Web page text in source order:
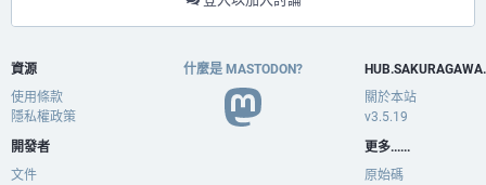
資源
使用條款
隱私權政策
開發者
文件
什麼是 MASTODON?
關於本站
v3.5.19
更多......
原始碼